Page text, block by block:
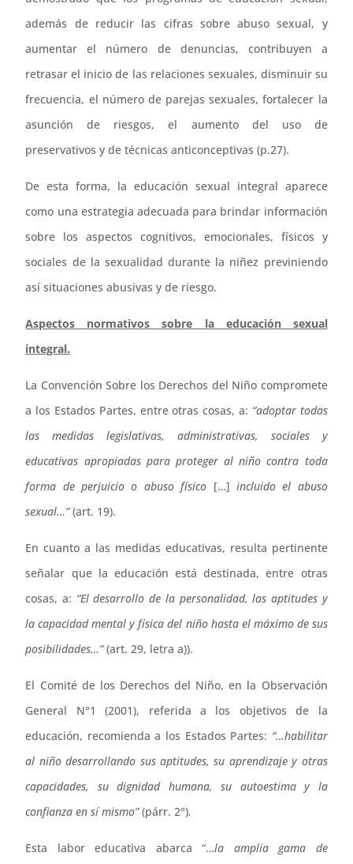
además de reducir las cifras sobre abuso sexual, y
aumentar el número de denuncias, contribuyen a
retrasar el inicio de las relaciones sexuales, disminuir su
frecuencia, el número de parejas sexuales, fortalecer la
asunción de riesgos, el aumento del uso de
preservativos y de técnicas anticonceptivas (p.27).
De esta forma, la educación sexual integral aparece
como una estrategia adecuada para brindar información
sobre los aspectos cognitivos, emocionales, físicos y
sociales de la sexualidad durante la niñez previniendo
así situaciones abusivas y de riesgo.
Aspectos normativos sobre la educación sexual
integral.
La Convención Sobre los Derechos del Niño compromete
a los Estados Partes, entre otras cosas, a: “adoptar todas
las medidas legislativas, administrativas, sociales y
educativas apropiadas para proteger al niño contra toda
forma de perjuicio o abuso físico […] incluido el abuso
sexual…”(art. 19).
En cuanto a las medidas educativas, resulta pertinente
señalar que la educación está destinada, entre otras
cosas, a: “El desarrollo de la personalidad, las aptitudes y
la capacidad mental y física del niño hasta el máximo de sus
posibilidades…”(art. 29, letra a)).
El Comité de los Derechos del Niño, en la Observación
General N°1 (2001), referida a los objetivos de la
educación, recomienda a los Estados Partes: “…habilitar
al niño desarrollando sus aptitudes, su aprendizaje y otras
capacidades, su dignidad humana, su autoestima y la
confianza en sí mismo”(párr. 2°).
Esta labor educativa abarca “…la amplia gama de